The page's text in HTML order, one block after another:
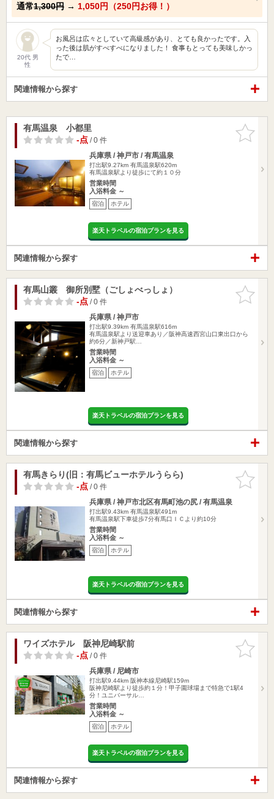
通常1,300円 → 1,050円（250円お得！）
20代 男
性
お風呂は広々としていて高級感があり、とても良かったです。入
った後は肌がすべすべになりました！ 食事もとっても美味しかっ
たで…
関連情報から探す
お気に入
りに追加
有馬温泉 小都里
-点/ 0 件
兵庫県 / 神戸市 / 有馬温泉
打出駅9.27km 有馬温泉駅620m
有馬温泉駅より徒歩にて約１０分
営業時間
入浴料金 ～
宿泊 ホテル
楽天トラベルの宿泊プランを見る
関連情報から探す
お気に入
りに追加
有馬山叢 御所別墅（ごしょべっしょ）
-点/ 0 件
兵庫県 / 神戸市
打出駅9.39km 有馬温泉駅616m
有馬温泉駅より送迎車あり／阪神高速西宮山口東出口から
約6分／新神戸駅…
営業時間
入浴料金 ～
宿泊 ホテル
楽天トラベルの宿泊プランを見る
関連情報から探す
お気に入
りに追加
有馬きらり(旧：有馬ビューホテルうらら)
-点/ 0 件
兵庫県 / 神戸市北区有馬町池の尻 / 有馬温泉
打出駅9.43km 有馬温泉駅491m
有馬温泉駅下車徒歩7分有馬口ＩＣより約10分
営業時間
入浴料金 ～
宿泊 ホテル
楽天トラベルの宿泊プランを見る
関連情報から探す
お気に入
りに追加
ワイズホテル 阪神尼崎駅前
-点/ 0 件
兵庫県 / 尼崎市
打出駅9.44km 阪神本線尼崎駅159m
阪神尼崎駅より徒歩約１分！甲子園球場まで特急で1駅4
分！ユニバーサル…
営業時間
入浴料金 ～
宿泊 ホテル
楽天トラベルの宿泊プランを見る
関連情報から探す